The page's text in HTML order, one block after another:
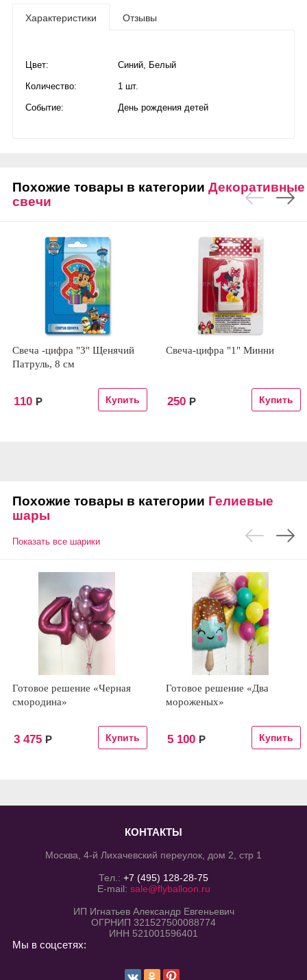
Характеристики Отзывы
Цвет: Синий, Белый
Количество: 1 шт.
Событие: День рождения детей
Похожие товары в категории Декоративные
свечи
Свеча -цифра "3" Щенячий
Патруль, 8 см
110 Р
Свеча-цифра "1" Минни
250 Р
Похожие товары в категории Гелиевые
шары
Показать все шарики
Готовое решение «Черная
смородина»
3 475 Р
Готовое решение «Два
мороженых»
5 100 Р
КОНТАКТЫ
Москва, 4-й Лихачевский переулок, дом 2, стр 1
Тел.: +7 (495) 128-28-75
E-mail: sale@flyballoon.ru
ИП Игнатьев Александр Евгеньевич
ОГРНИП 321527500088774
ИНН 521001596401
Мы в соцсетях: